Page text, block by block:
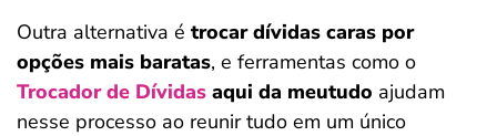
Outra alternativa é trocar dívidas caras por
opções mais baratas, e ferramentas como o
Trocador de Dívidas aqui da meutudo ajudam
nesse processo ao reunir tudo em um único